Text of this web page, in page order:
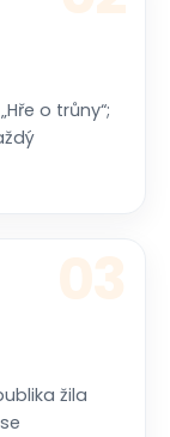
o trůny“;
žila